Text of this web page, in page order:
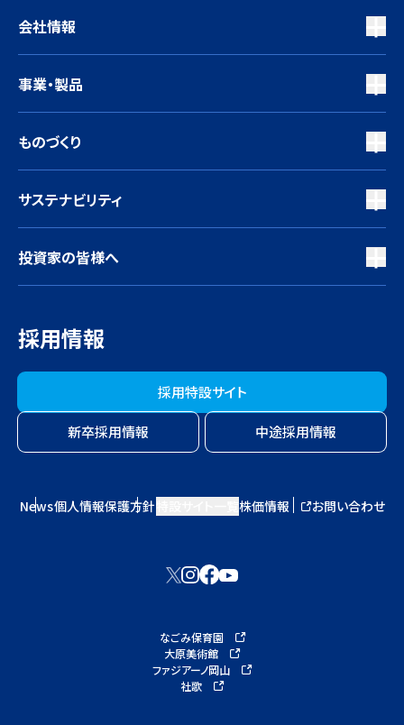
会社情報
事業・製品
ものづくり
サステナビリティ
投資家の皆様へ
採用情報
採用特設サイト
新卒採用情報 中途採用情報
News個人情報保護方針 株価情報 お問い合わせ
なごみ保育園
大原美術館
ファジアーノ岡山
社歌